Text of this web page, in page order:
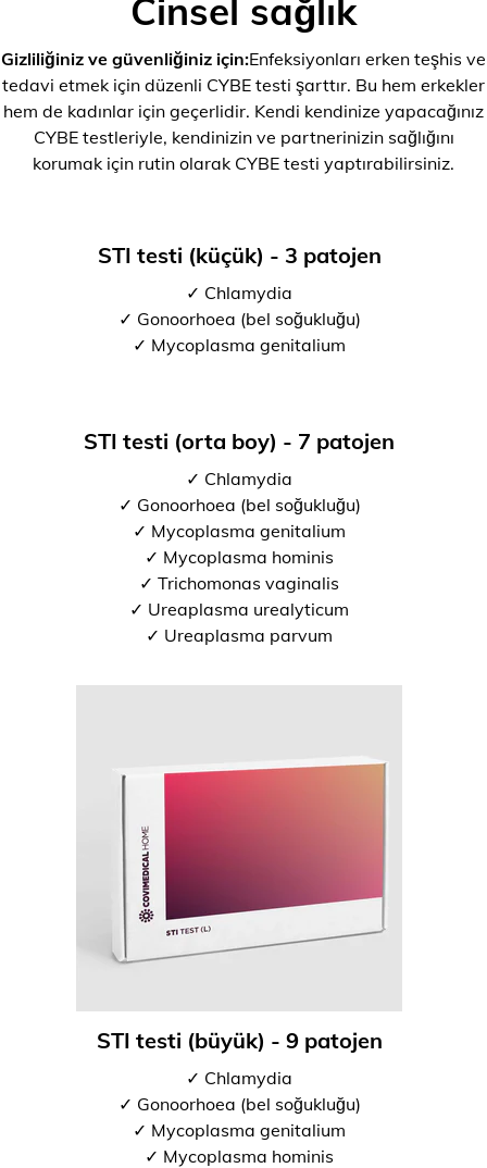
Cinsel sağlık
Gizliliğiniz ve güvenliğiniz için:Enfeksiyonları erken teşhis ve
tedavi etmek için düzenli CYBE testi şarttır. Bu hem erkekler
hem de kadınlar için geçerlidir. Kendi kendinize yapacağınız
CYBE testleriyle, kendinizin ve partnerinizin sağlığını
korumak için rutin olarak CYBE testi yaptırabilirsiniz.
STI testi (küçük) - 3 patojen
✓ Chlamydia
✓ Gonoorhoea (bel soğukluğu)
✓ Mycoplasma genitalium
STI testi (orta boy) - 7 patojen
✓ Chlamydia
✓ Gonoorhoea (bel soğukluğu)
✓ Mycoplasma genitalium
✓ Mycoplasma hominis
✓ Trichomonas vaginalis
✓ Ureaplasma urealyticum
✓ Ureaplasma parvum
STI testi (büyük) - 9 patojen
✓ Chlamydia
✓ Gonoorhoea (bel soğukluğu)
✓ Mycoplasma genitalium
✓ Mycoplasma hominis